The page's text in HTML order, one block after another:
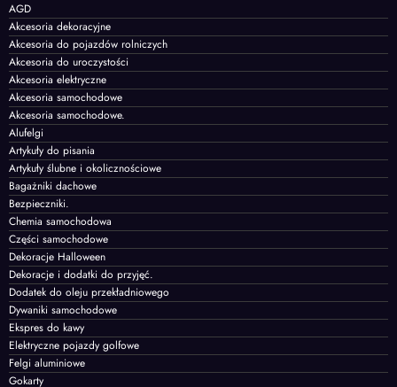
AGD
Akcesoria dekoracyjne
Akcesoria do pojazdów rolniczych
Akcesoria do uroczystości
Akcesoria elektryczne
Akcesoria samochodowe
Akcesoria samochodowe.
Alufelgi
Artykuły do pisania
Artykuły ślubne i okolicznościowe
Bagażniki dachowe
Bezpieczniki.
Chemia samochodowa
Części samochodowe
Dekoracje Halloween
Dekoracje i dodatki do przyjęć.
Dodatek do oleju przekładniowego
Dywaniki samochodowe
Ekspres do kawy
Elektryczne pojazdy golfowe
Felgi aluminiowe
Gokarty